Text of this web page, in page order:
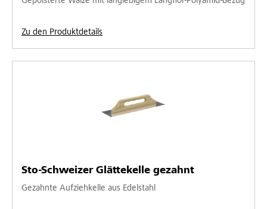
Zu den Produktdetails
Sto-Schweizer Glättekelle gezahnt
Gezahnte Aufziehkelle aus Edelstahl